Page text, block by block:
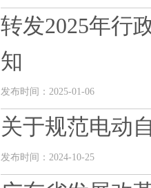
转发2025年行
知
发布时间：2025-01-06
关于规范电动
发布时间：2024-10-25